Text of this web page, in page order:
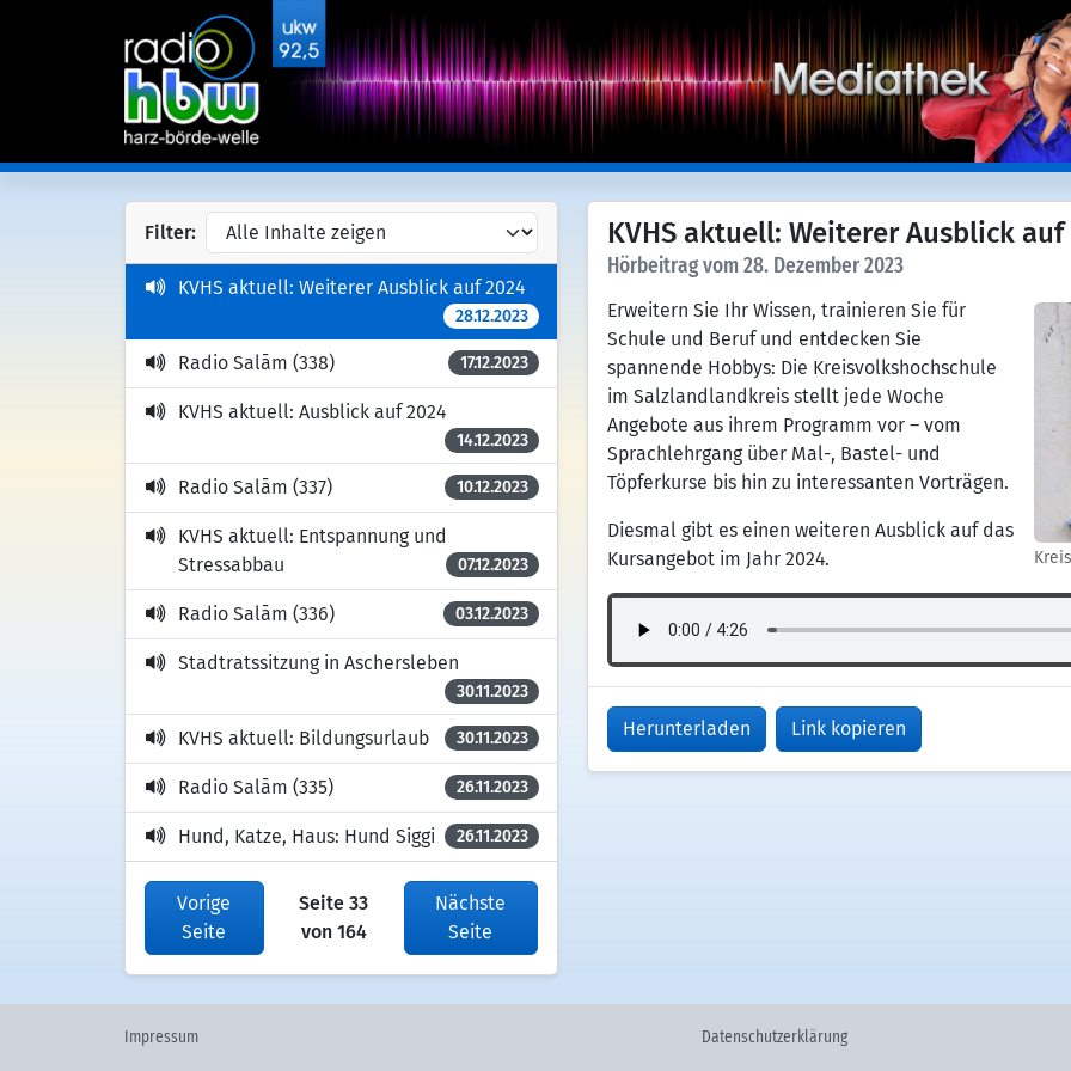
KVHS aktuell: Weiterer Ausblick auf
Hörbeitrag vom 28. Dezember 2023
Erweitern Sie Ihr Wissen, trainieren Sie für
Schule und Beruf und entdecken Sie
spannende Hobbys: Die Kreisvolkshochschule
im Salzlandlandkreis stellt jede Woche
Angebote aus ihrem Programm vor – vom
Sprachlehrgang über Mal-, Bastel- und
Töpferkurse bis hin zu interessanten Vorträgen.
Diesmal gibt es einen weiteren Ausblick auf das
Kursangebot im Jahr 2024.
Herunterladen Link kopieren
Filter:
KVHS aktuell: Weiterer Ausblick auf 2024
28.12.2023
Radio Salām (338) 17.12.2023
KVHS aktuell: Ausblick auf 2024
14.12.2023
Radio Salām (337) 10.12.2023
KVHS aktuell: Entspannung und
Stressabbau
07.12.2023
Radio Salām (336) 03.12.2023
Stadtratssitzung in Aschersleben
30.11.2023
KVHS aktuell: Bildungsurlaub 30.11.2023
Radio Salām (335) 26.11.2023
Hund, Katze, Haus: Hund Siggi 26.11.2023
Vorige
Seite
Seite 33
von 164
Nächste
Seite
Impressum Datenschutzerklärung